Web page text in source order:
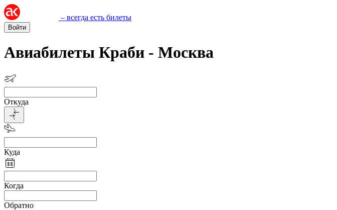
– всегда есть билеты
Войти
Авиабилеты Краби - Москва
Откуда
Куда
Когда
Обратно